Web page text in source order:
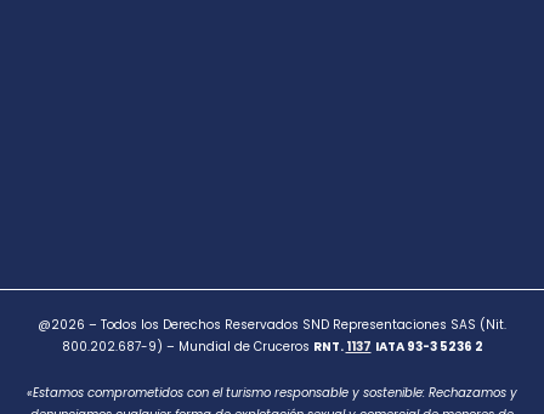
@2026 – Todos los Derechos Reservados SND Representaciones SAS (Nit.
800.202.687-9) – Mundial de Cruceros RNT. 1137 IATA 93-3 5236 2
«Estamos comprometidos con el turismo responsable y sostenible: Rechazamos y